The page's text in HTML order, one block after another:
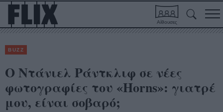
Αίθουσες
BUZZ
Ο Ντάνιελ Ράντκλιφ σε νέες
φωτογραφίες του «Horns»: γιατρέ
μου, είναι σοβαρό;